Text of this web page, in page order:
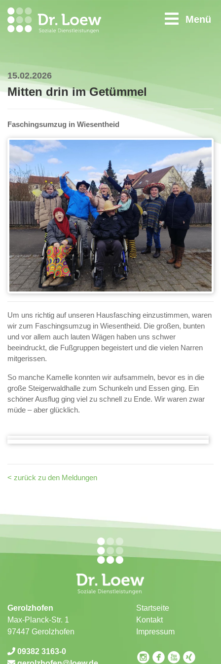
Menü
15.02.2026
Mitten drin im Getümmel
Faschingsumzug in Wiesentheid
Um uns richtig auf unseren Hausfasching einzustimmen, waren
wir zum Faschingsumzug in Wiesentheid. Die großen, bunten
und vor allem auch lauten Wägen haben uns schwer
beeindruckt, die Fußgruppen begeistert und die vielen Narren
mitgerissen.
So manche Kamelle konnten wir aufsammeln, bevor es in die
große Steigerwaldhalle zum Schunkeln und Essen ging. Ein
schöner Ausflug ging viel zu schnell zu Ende. Wir waren zwar
müde – aber glücklich.
< zurück zu den Meldungen
Gerolzhofen
Max-Planck-Str. 1
97447 Gerolzhofen
09382 3163-0
Startseite
Kontakt
Impressum
circleinstagramcirclefacebookcircleyoutubecirclexing